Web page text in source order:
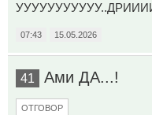
07:43 15.05.2026
41 Ами ДА...!
ОТГОВОР